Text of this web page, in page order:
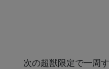
次の超獣限定で一周